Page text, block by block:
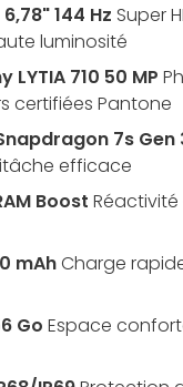
144 Hz Super
luminosité
LYTIA 710 50 MP
certifiées Pantone
7s Gen
efficace
Boost
mAhCharge
Go Espace